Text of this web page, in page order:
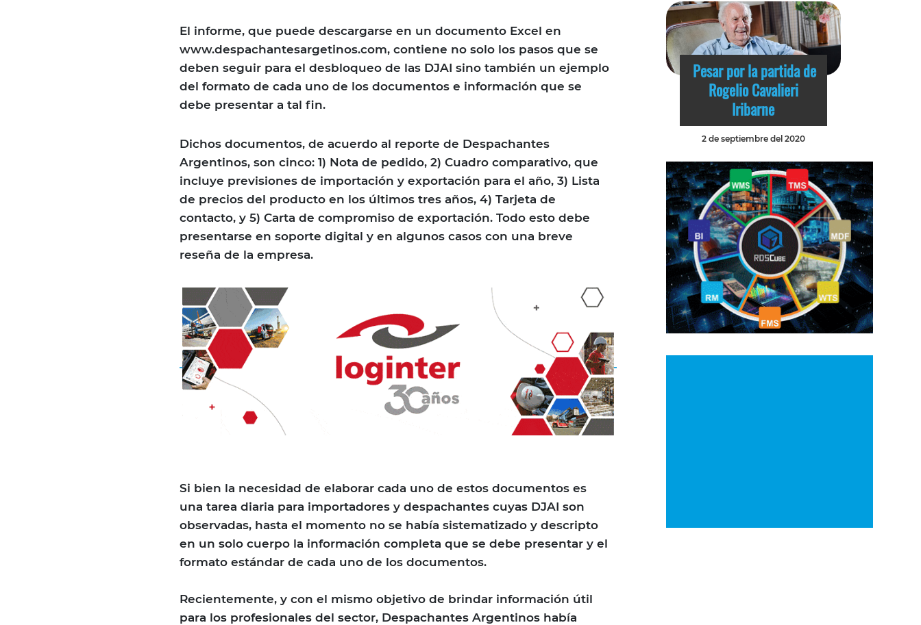
El informe, que puede descargarse en un documento Excel en
www.despachantesargetinos.com, contiene no solo los pasos que se
deben seguir para el desbloqueo de las DJAI sino también un ejemplo
del formato de cada uno de los documentos e información que se
debe presentar a tal fin.
Dichos documentos, de acuerdo al reporte de Despachantes
Argentinos, son cinco: 1) Nota de pedido, 2) Cuadro comparativo, que
incluye previsiones de importación y exportación para el año, 3) Lista
de precios del producto en los últimos tres años, 4) Tarjeta de
contacto, y 5) Carta de compromiso de exportación. Todo esto debe
presentarse en soporte digital y en algunos casos con una breve
reseña de la empresa.
Si bien la necesidad de elaborar cada uno de estos documentos es
una tarea diaria para importadores y despachantes cuyas DJAI son
observadas, hasta el momento no se había sistematizado y descripto
en un solo cuerpo la información completa que se debe presentar y el
formato estándar de cada uno de los documentos.
Recientemente, y con el mismo objetivo de brindar información útil
para los profesionales del sector, Despachantes Argentinos había
Pesar por la partida de
Rogelio Cavalieri
Iribarne
2 de septiembre del 2020